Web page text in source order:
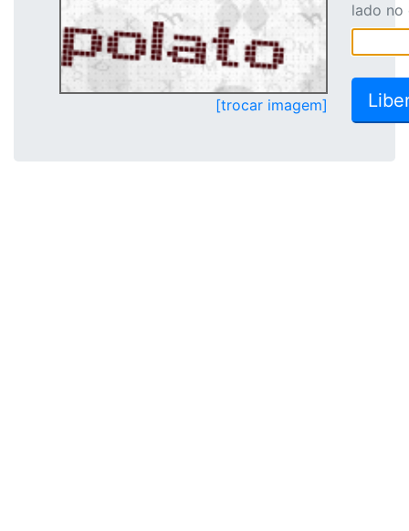
[trocar imagem]
lado no